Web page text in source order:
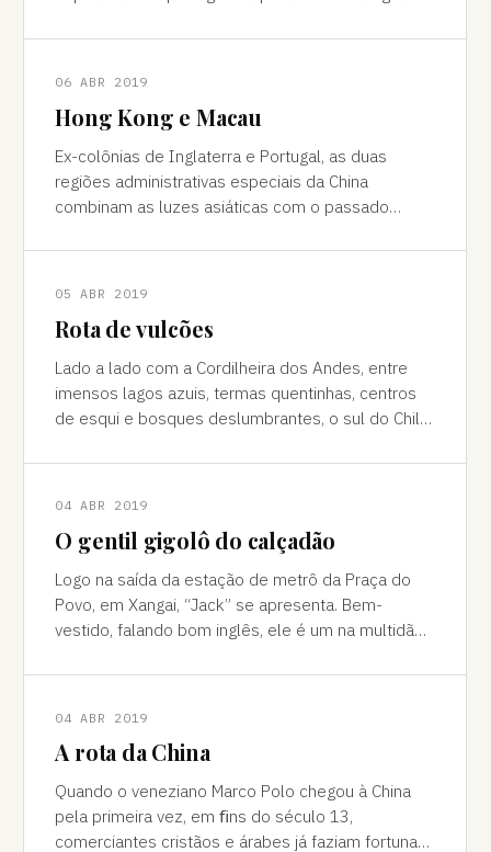
06 ABR 2019
Hong Kong e Macau
Ex-colônias de Inglaterra e Portugal, as duas
regiões administrativas especiais da China
combinam as luzes asiáticas com o passado
05 ABR 2019
Rota de vulcões
Lado a lado com a Cordilheira dos Andes, entre
imensos lagos azuis, termas quentinhas, centros
de esqui e bosques deslumbrantes, o sul do Chile
04 ABR 2019
O gentil gigolô do calçadão
Logo na saída da estação de metrô da Praça do
Povo, em Xangai, “Jack” se apresenta. Bem-
vestido, falando bom inglês, ele é um na multidão
04 ABR 2019
A rota da China
Quando o veneziano Marco Polo chegou à China
pela primeira vez, em ﬁns do século 13,
comerciantes cristãos e árabes já faziam fortuna